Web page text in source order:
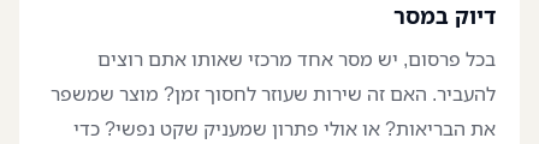
דיוק במסר
בכל פרסום, יש מסר אחד מרכזי שאותו אתם רוצים
להעביר. האם זה שירות שעוזר לחסוך זמן? מוצר שמשפר
את הבריאות? או אולי פתרון שמעניק שקט נפשי? כדי